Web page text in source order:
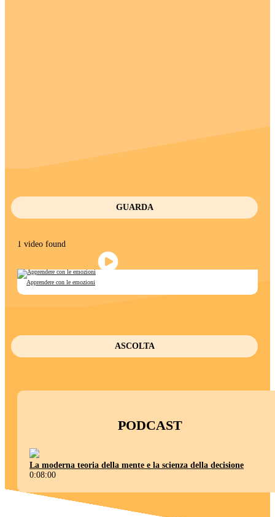
GUARDA
1 video found
Apprendere con le emozioni
ASCOLTA
PODCAST
La moderna teoria della mente e la scienza della decisione
0:08:00